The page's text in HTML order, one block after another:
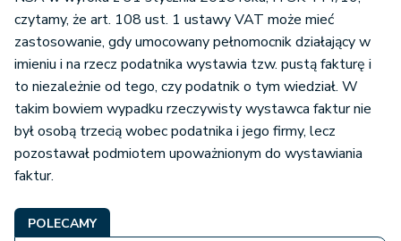
czytamy, że art. 108 ust. 1 ustawy VAT może mieć
zastosowanie, gdy umocowany pełnomocnik działający w
imieniu i na rzecz podatnika wystawia tzw. pustą fakturę i
to niezależnie od tego, czy podatnik o tym wiedział. W
takim bowiem wypadku rzeczywisty wystawca faktur nie
był osobą trzecią wobec podatnika i jego firmy, lecz
pozostawał podmiotem upoważnionym do wystawiania
faktur.
POLECAMY